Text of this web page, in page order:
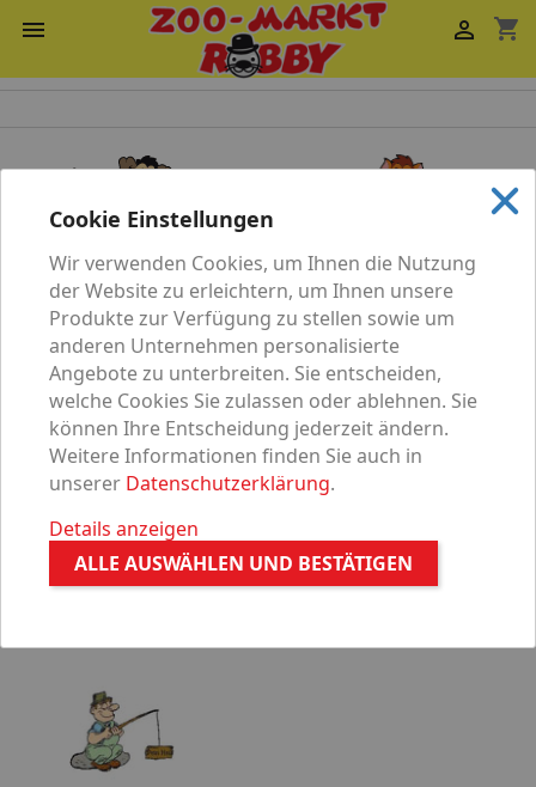
 shopping_cart

Hund Katze
Vögel Nagetier
Cookie Einstellungen
Wir verwenden Cookies, um Ihnen die Nutzung
der Website zu erleichtern, um Ihnen unsere
Produkte zur Verfügung zu stellen sowie um
anderen Unternehmen personalisierte
Angebote zu unterbreiten. Sie entscheiden,
welche Cookies Sie zulassen oder ablehnen. Sie
können Ihre Entscheidung jederzeit ändern.
Weitere Informationen finden Sie auch in
unserer Datenschutzerklärung.
Details anzeigen
ALLE AUSWÄHLEN UND BESTÄTIGEN